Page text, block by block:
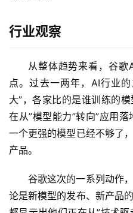
好
文
教
登录
行业观察
从整体趋势来看，谷歌
点。过去一两年，AI行业
大”，各家比的是谁训练的
在从”模型能力”转向”应用
一个更强的模型已经不够了
产品。
谷歌这次的一系列动作
论是新模型的发布、新产品